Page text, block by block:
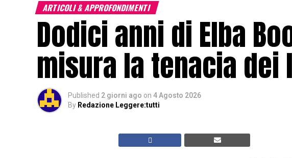
ARTICOLI & APPROFONDIMENTI
Dodici anni di Elba
misura la tenacia
Published 2 giorni ago on 4 Agosto 2026
By Redazione Leggere:tutti